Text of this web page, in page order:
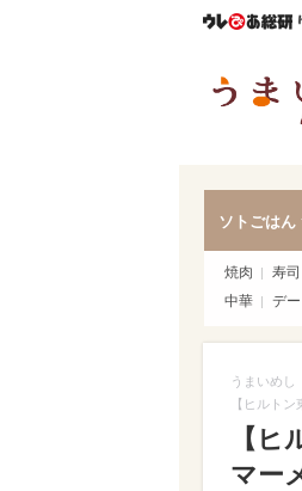
ソトごはん
焼肉 寿
中華
デ
うまいめし
【ヒルト
【
マー